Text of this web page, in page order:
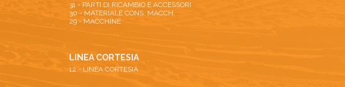
31 - PARTI DI RICAMBIO E ACCESSORI
30 - MATERIALE CONS. MACCH.
29 - MACCHINE
LINEA CORTESIA
12 - LINEA CORTESIA